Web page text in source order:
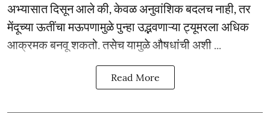
अभ्यासात दिसून आले की, केवळ अनुवांशिक बदलच नाही, तर
मेंदूच्या ऊतींचा मऊपणामुळे पुन्हा उद्भवणाऱ्या ट्यूमरला अधिक
आक्रमक बनवू शकतो. तसेच यामुळे औषधांची अशी ...
Read More